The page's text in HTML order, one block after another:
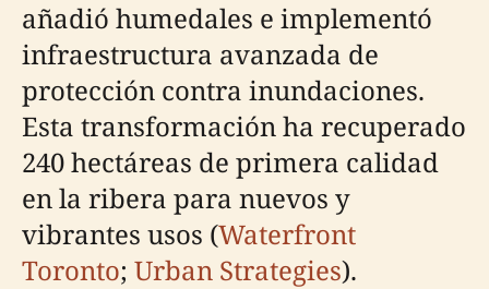
añadió humedales e implementó
infraestructura avanzada de
protección contra inundaciones.
Esta transformación ha recuperado
240 hectáreas de primera calidad
en la ribera para nuevos y
vibrantes usos (Waterfront
Toronto; Urban Strategies).